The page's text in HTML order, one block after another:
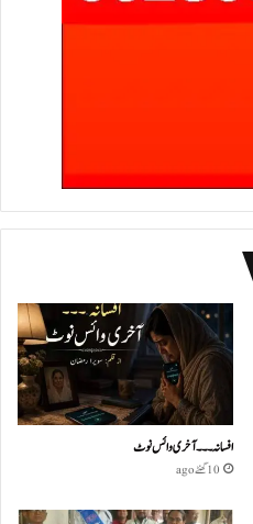
افسانہ۔۔۔آخری وائس نوٹ
10 گھنٹے ago